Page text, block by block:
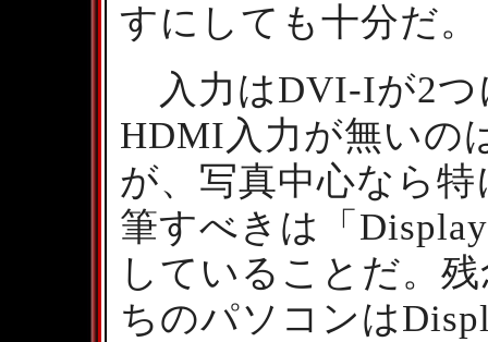
すにしても十分だ。
入力はDVI-Iが2つ
HDMI入力が無いの
が、写真中心なら
筆すべきは「
していることだ。
ちのパソコンは